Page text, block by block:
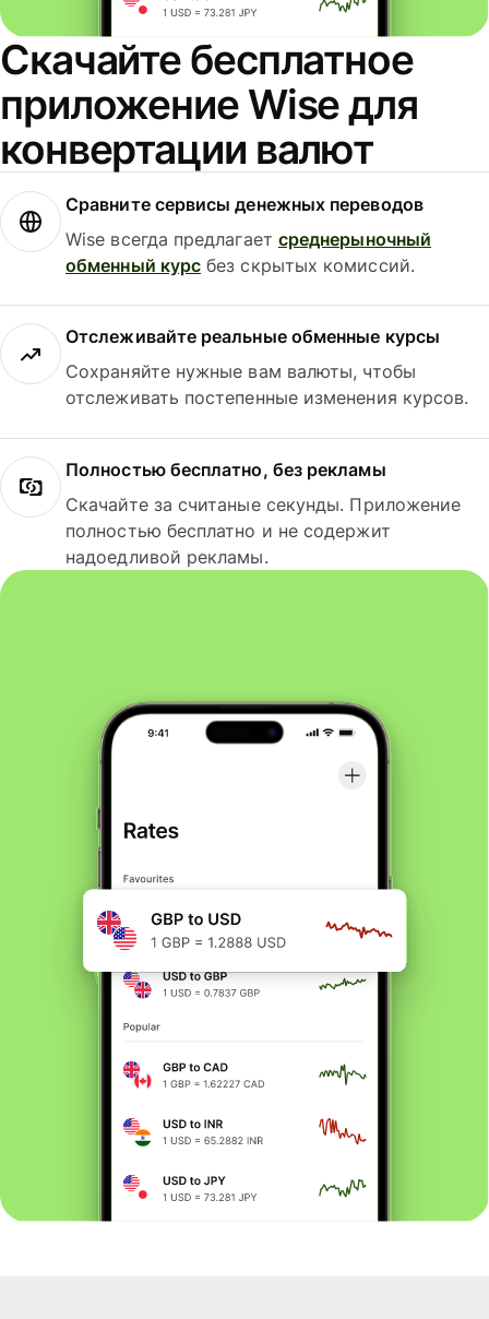
Скачайте бесплатное
приложение Wise для
конвертации валют
Сравните сервисы денежных переводов
Wise всегда предлагает среднерыночный
обменный курс без скрытых комиссий.
Отслеживайте реальные обменные курсы
Сохраняйте нужные вам валюты, чтобы
отслеживать постепенные изменения курсов.
Полностью бесплатно, без рекламы
Скачайте за считаные секунды. Приложение
полностью бесплатно и не содержит
надоедливой рекламы.